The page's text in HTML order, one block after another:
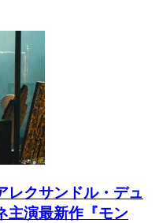
レクサンドル・デュ
主演最新作『モン